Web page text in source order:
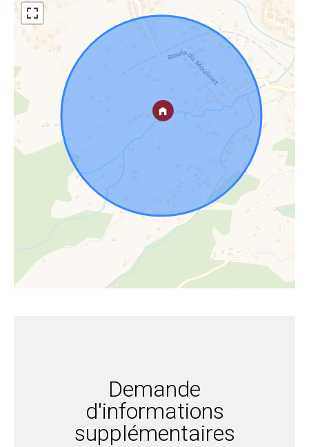
Demande
d'informations
supplémentaires